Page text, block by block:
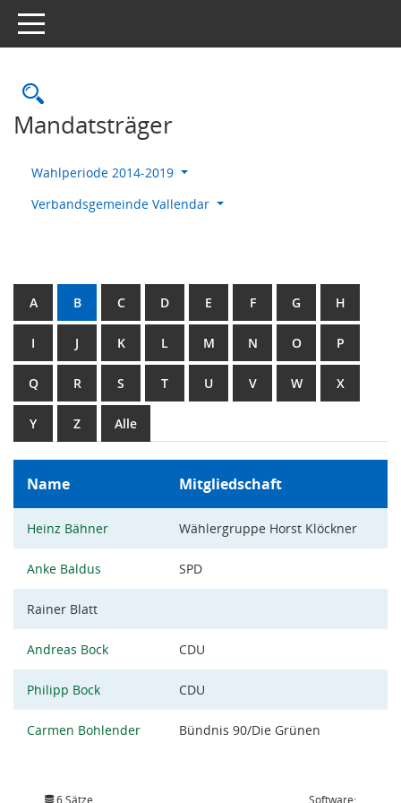
Toggle navigation
Rechercheauswahl
Mandatsträger
Wahlperiode 2014-2019
Verbandsgemeinde Vallendar
A B C D E F G H
I J K L M N O P
Q R S T U V W X
Y Z Alle
Name Mitgliedschaft
Heinz Bähner Wählergruppe Horst Klöckner
Anke Baldus SPD
Rainer Blatt
Andreas Bock CDU
Philipp Bock CDU
Carmen Bohlender Bündnis 90/Die Grünen
6 Sätze Software: